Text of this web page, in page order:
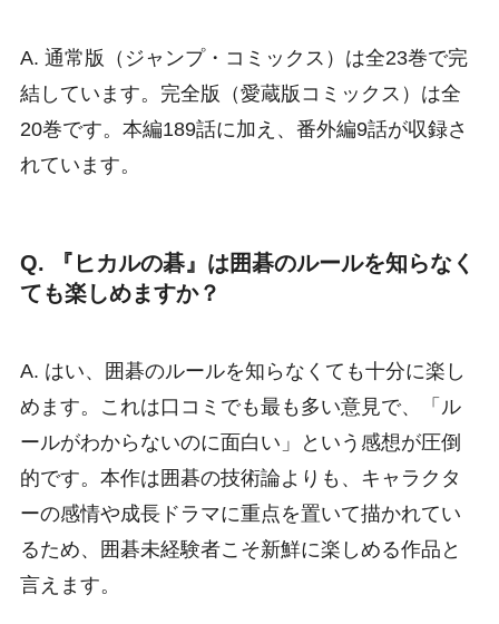
A. 通常版（ジャンプ・コミックス）は全23巻で完
結しています。完全版（愛蔵版コミックス）は全
20巻です。本編189話に加え、番外編9話が収録さ
れています。
Q. 『ヒカルの碁』は囲碁のルールを知らなく
ても楽しめますか？
A. はい、囲碁のルールを知らなくても十分に楽し
めます。これは口コミでも最も多い意見で、「ル
ールがわからないのに面白い」という感想が圧倒
的です。本作は囲碁の技術論よりも、キャラクタ
ーの感情や成長ドラマに重点を置いて描かれてい
るため、囲碁未経験者こそ新鮮に楽しめる作品と
言えます。